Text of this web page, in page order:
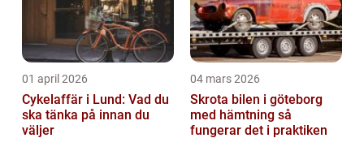
01 april 2026
Cykelaffär i Lund: Vad du
ska tänka på innan du
väljer
04 mars 2026
Skrota bilen i göteborg
med hämtning så
fungerar det i praktiken